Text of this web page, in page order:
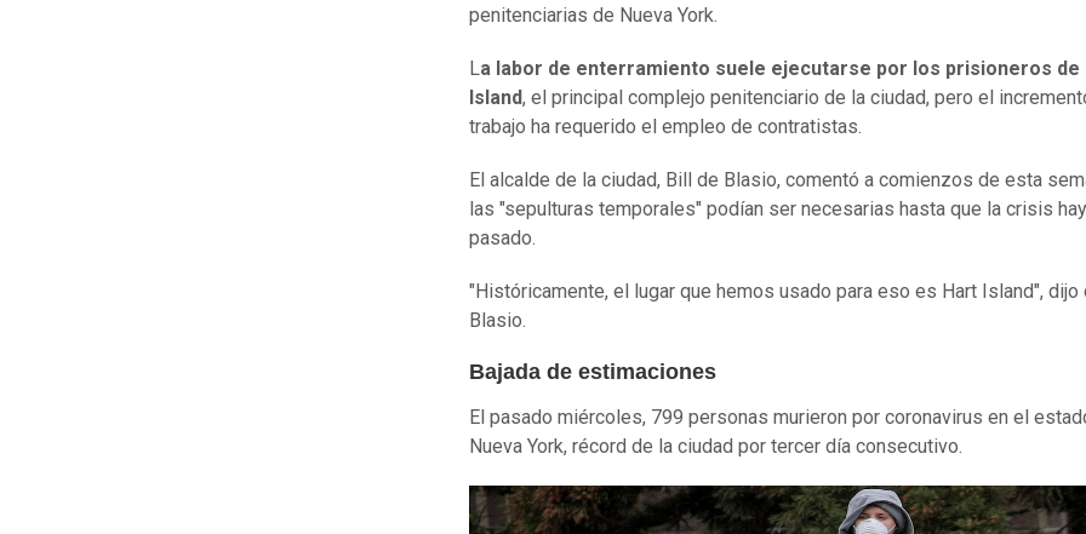
penitenciarias de Nueva York.
La labor de enterramiento suele ejecutarse por los prisioneros de
Island, el principal complejo penitenciario de la ciudad, pero el
trabajo ha requerido el empleo de contratistas.
El alcalde de la ciudad, Bill de Blasio, comentó a comienzos de esta
las "sepulturas temporales" podían ser necesarias hasta que la crisis
pasado.
"Históricamente, el lugar que hemos usado para eso es Hart Island", dijo
Blasio.
Bajada de estimaciones
El pasado miércoles, 799 personas murieron por coronavirus en el
Nueva York, récord de la ciudad por tercer día consecutivo.